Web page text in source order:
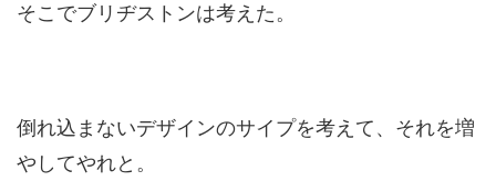
そこでブリヂストンは考えた。
倒れ込まないデザインのサイプを考えて、それを増
やしてやれと。